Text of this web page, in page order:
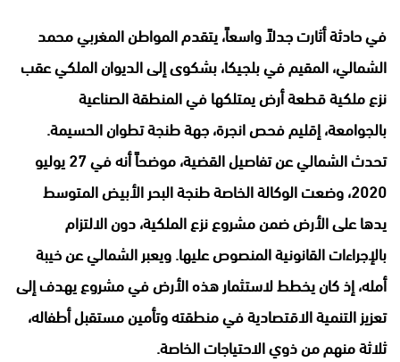
في حادثة أثارت جدلاً واسعاً، يتقدم المواطن المغربي محمد
الشمالي، المقيم في بلجيكا، بشكوى إلى الديوان الملكي عقب
نزع ملكية قطعة أرض يمتلكها في المنطقة الصناعية
بالجوامعة، إقليم فحص انجرة، جهة طنجة تطوان الحسيمة.
تحدث الشمالي عن تفاصيل القضية، موضحاً أنه في 27 يوليو
2020، وضعت الوكالة الخاصة طنجة البحر الأبيض المتوسط
يدها على الأرض ضمن مشروع نزع الملكية، دون الالتزام
بالإجراءات القانونية المنصوص عليها. ويعبر الشمالي عن خيبة
أمله، إذ كان يخطط لاستثمار هذه الأرض في مشروع يهدف إلى
تعزيز التنمية الاقتصادية في منطقته وتأمين مستقبل أطفاله،
ثلاثة منهم من ذوي الاحتياجات الخاصة.